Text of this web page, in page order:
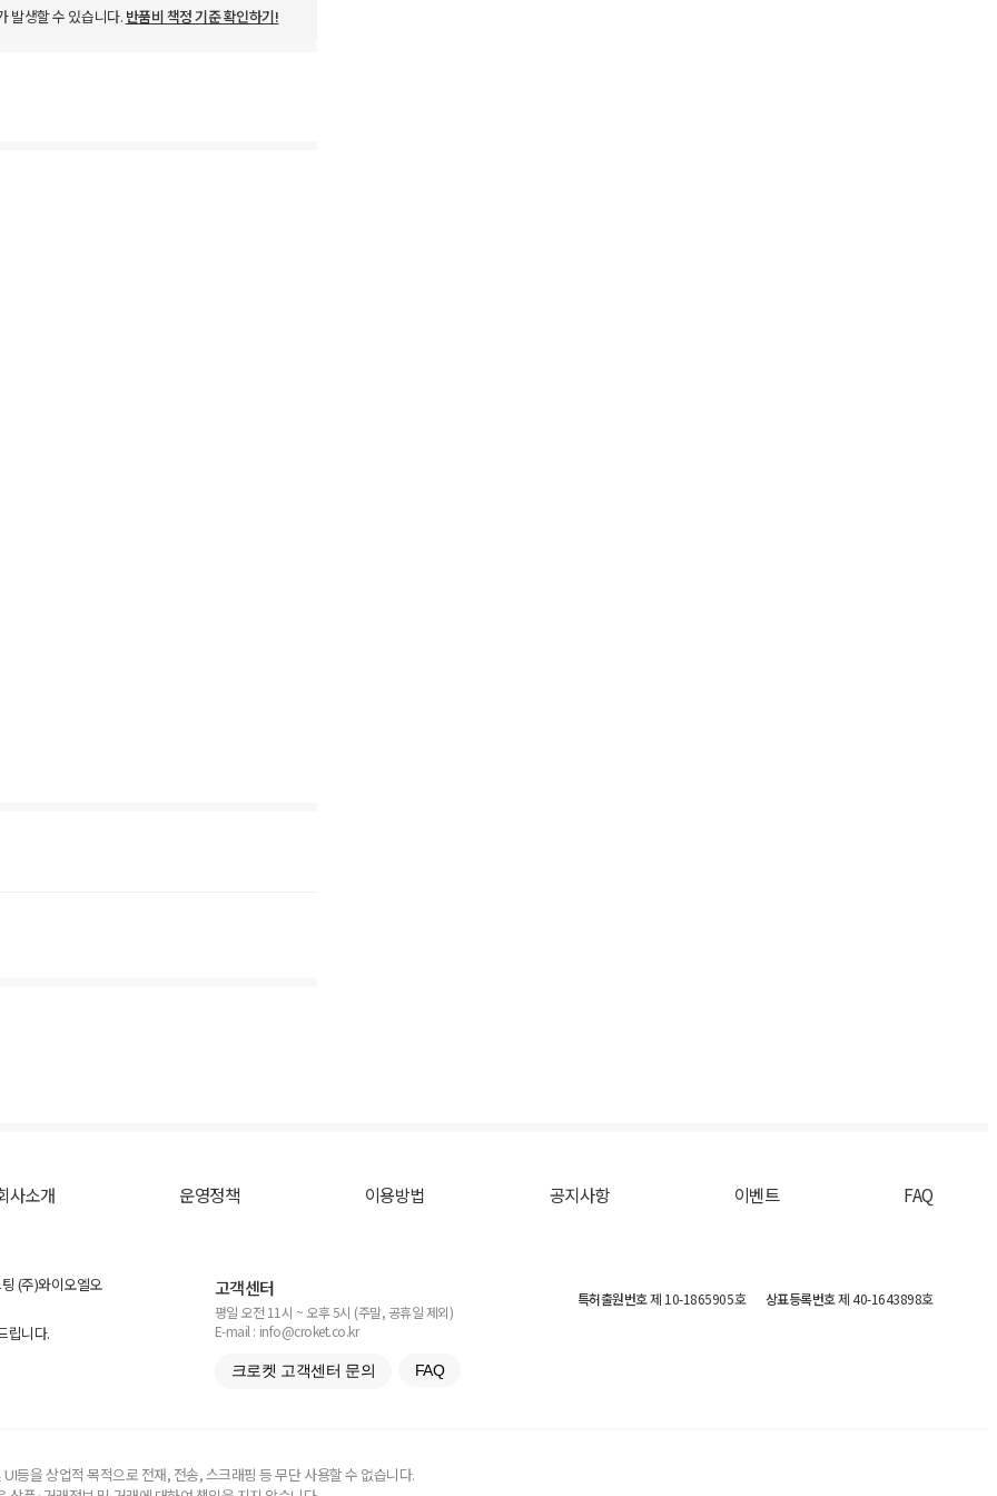
발생할 수 있습니다. 반품비 책정 기준 확인하기!
사소개 운영정책 이용방법 공지사항 이벤트 FAQ
(주)와이오엘오
립니다.
고객센터
평일 오전 11시 ~ 오후 5시 (주말, 공휴일 제외)
E-mail : info@croket.co.kr
크로켓 고객센터 문의 FAQ
특허출원번호제 10-1865905호 상표등록번호제 40-1643898호
등을 상업적 목적으로 전재, 전송, 스크래핑 등 무단 사용할 수 없습니다.